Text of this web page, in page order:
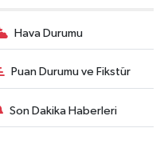
Hava Durumu
Puan Durumu ve Fikstür
Son Dakika Haberleri